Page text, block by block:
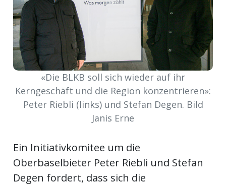
Fussball
«Die BLKB soll sich wieder auf ihr
Kerngeschäft und die Region konzentrieren»:
Peter Riebli (links) und Stefan Degen. Bild
Janis Erne
Ein Initiativkomitee um die
Oberbaselbieter Peter Riebli und Stefan
Degen fordert, dass sich die